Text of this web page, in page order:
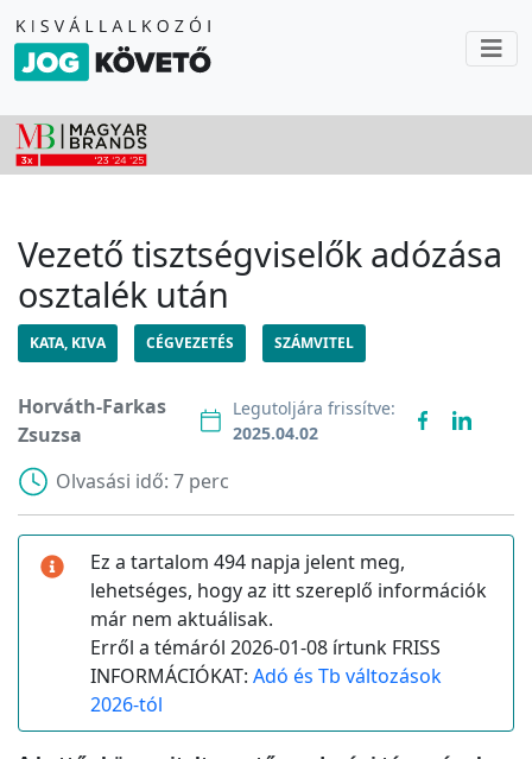
Vezető tisztségviselők adózása
osztalék után
KATA, KIVA CÉGVEZETÉS SZÁMVITEL
Horváth-Farkas
Zsuzsa
Legutoljára frissítve:
2025.04.02
Olvasási idő: 7 perc
Ez a tartalom 494 napja jelent meg,
lehetséges, hogy az itt szereplő információk
már nem aktuálisak.
Erről a témáról 2026-01-08 írtunk FRISS
INFORMÁCIÓKAT: Adó és Tb változások
2026-tól